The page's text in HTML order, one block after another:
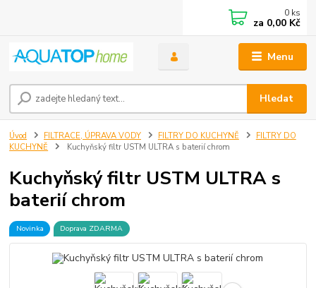
Menu
Hledat
0 ks
za 0,00 Kč
Úvod FILTRACE, ÚPRAVA VODY FILTRY DO KUCHYNĚ
FILTRY DO
KUCHYNĚ
Kuchyňský filtr USTM ULTRA s baterií chrom
Kuchyňský filtr USTM ULTRA s
baterií chrom
Novinka Doprava ZDARMA